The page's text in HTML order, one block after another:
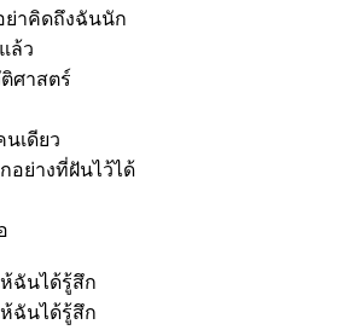
ย่าคิดถึงฉันนัก
ล้ว
ศาสตร์
นเดียว
อย่างที่ฝันไว้ได้
ห้ฉันได้รู้สึก
ห้ฉันได้รู้สึก